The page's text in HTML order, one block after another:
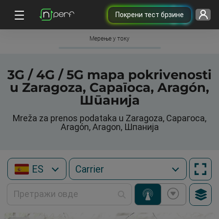
Покрени тест брзине
Мерење у току
3G / 4G / 5G mapa pokrivenosti
u Zaragoza, Сарагоса, Aragón,
Шпанија
Mreža za prenos podataka u Zaragoza, Сарагоса,
Aragón, Aragon, Шпанија
ES